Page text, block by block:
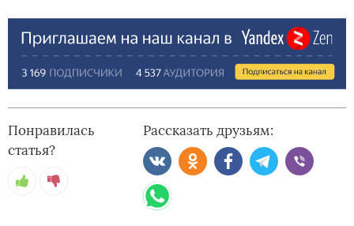
Понравилась
статья?
Рассказать друзьям: